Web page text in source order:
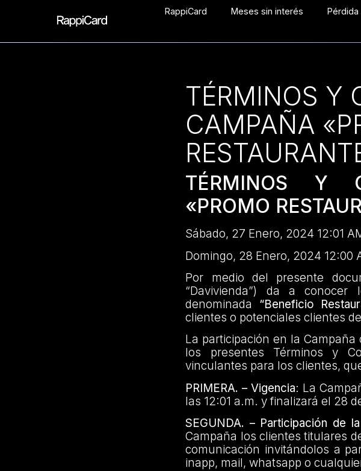
RappiCard Meses sin interés
TÉRMINOS Y
CAMPAÑA
TÉRMINOS Y
«PROMO
Sábado, 27 Enero, 2024 12:01
Domingo, 28 Enero, 2024 12:00
Por medio del presente
“Davivienda”) da a
denominada “Beneficio
clientes o potenciales clientes
La participación en la
los presentes Términos y
vinculantes para los clientes,
PRIMERA. – Vigencia: La
las 12:01 a.m. y finalizará el 28
SEGUNDA. – Participación de
Campaña los clientes titulares
comunicación invitándolos a
inapp, mail, whatsapp o